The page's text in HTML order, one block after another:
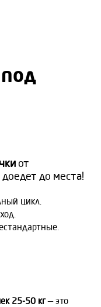
от
до места!
цикл.
25-50 кг— это